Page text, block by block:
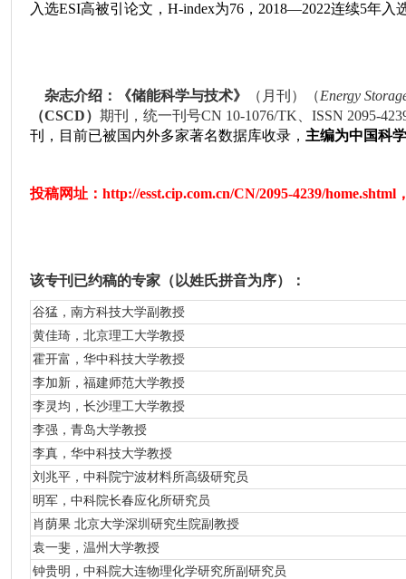
入选ESI高被引论文，H-index为76，2018—2022连续5年
杂志介绍： 《储能科学与技术》 （月刊）（Energy
（CSCD） 期刊，统一刊号CN 10-1076/TK
ISSN 2095-
刊，目前已被国内外多家著名数据库收录， 主编为中国科
投稿网址：http://esst.cip.com.cn/CN/2095-4239/home.shtml
该专刊已约稿的专家（以姓氏拼音为序）：
谷猛，南方科技大学副教授
黄佳琦，北京理工大学教授
霍开富，华中科技大学教授
李加新，福建师范大学教授
李灵均，长沙理工大学教授
李强，青岛大学教授
李真，华中科技大学教授
刘兆平，中科院宁波材料所高级研究员
明军，中科院长春应化所研究员
肖荫果 北京大学深圳研究生院副教授
袁一斐，温州大学教授
钟贵明，中科院大连物理化学研究所副研究员